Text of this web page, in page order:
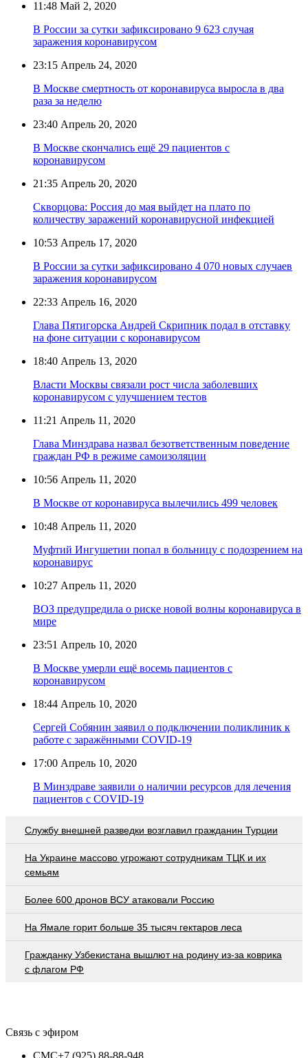
11:48 Май 2, 2020
В России за сутки зафиксировано 9 623 случая
заражения коронавирусом
23:15 Апрель 24, 2020
В Москве смертность от коронавируса выросла в два
раза за неделю
23:40 Апрель 20, 2020
В Москве скончались ещё 29 пациентов с
коронавирусом
21:35 Апрель 20, 2020
Скворцова: Россия до мая выйдет на плато по
количеству заражений коронавирусной инфекцией
10:53 Апрель 17, 2020
В России за сутки зафиксировано 4 070 новых случаев
заражения коронавирусом
22:33 Апрель 16, 2020
Глава Пятигорска Андрей Скрипник подал в отставку
на фоне ситуации с коронавирусом
18:40 Апрель 13, 2020
Власти Москвы связали рост числа заболевших
коронавирусом с улучшением тестов
11:21 Апрель 11, 2020
Глава Минздрава назвал безответственным поведение
граждан РФ в режиме самоизоляции
10:56 Апрель 11, 2020
В Москве от коронавируса вылечились 499 человек
10:48 Апрель 11, 2020
Муфтий Ингушетии попал в больницу с подозрением на
коронавирус
10:27 Апрель 11, 2020
ВОЗ предупредила о риске новой волны коронавируса в
мире
23:51 Апрель 10, 2020
В Москве умерли ещё восемь пациентов с
коронавирусом
18:44 Апрель 10, 2020
Сергей Собянин заявил о подключении поликлиник к
работе с заражёнными COVID-19
17:00 Апрель 10, 2020
В Минздраве заявили о наличии ресурсов для лечения
пациентов с COVID-19
Службу внешней разведки возглавил гражданин Турции
На Украине массово угрожают сотрудникам ТЦК и их
семьям
Более 600 дронов ВСУ атаковали Россию
На Ямале горит больше 35 тысяч гектаров леса
Гражданку Узбекистана вышлют на родину из-за коврика
с флагом РФ
Связь с эфиром
СМС+7 (925) 88-88-948